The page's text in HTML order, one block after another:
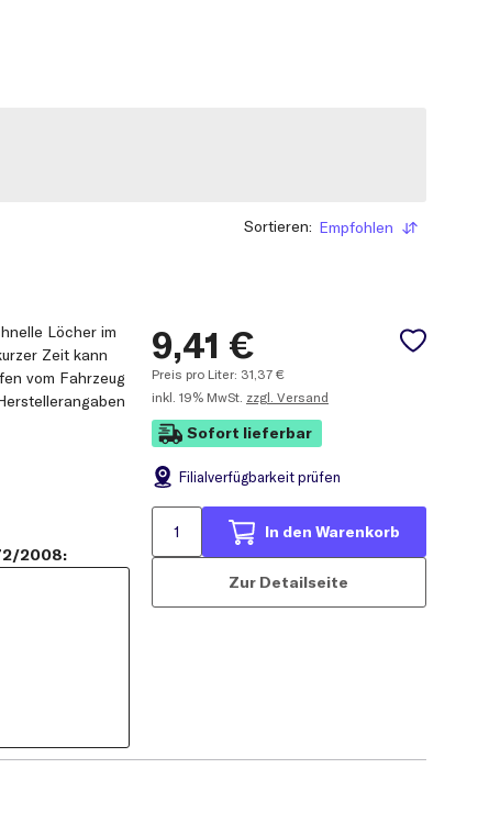
Sortieren: Empfohlen
Sortieren
9,41 €
Preis pro Liter: 31,37€
inkl. 19% MwSt. zzgl. Versand
Sofort lieferbar
Filialverfügbarkeit prüfen
In den Warenkorb
Zur Detailseite
Löcher im
Zeit kann
vom Fahrzeug
2008: